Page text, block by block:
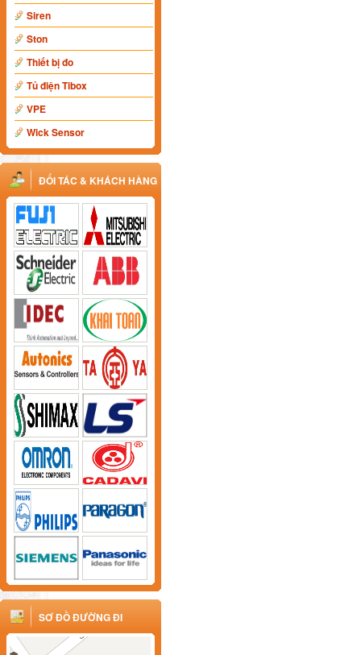
Siren
Ston
Thiết bị đo
Tủ điện Tibox
VPE
Wick Sensor
ĐỐI TÁC & KHÁCH HÀNG
SƠ ĐỒ ĐƯỜNG ĐI